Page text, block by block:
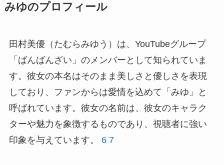
みゆのプロフィール
田村美優（たむらみゆう）は、YouTubeグループ
「ばんばんざい」のメンバーとして知られていま
す。彼女の本名はそのまま美しさと優しさを表現
しており、ファンからは愛情を込めて「みゆ」と
呼ばれています。彼女の名前は、彼女のキャラク
ターや魅力を象徴するものであり、視聴者に強い
印象を与えています。 6 7